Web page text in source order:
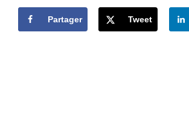
Partager Tweet